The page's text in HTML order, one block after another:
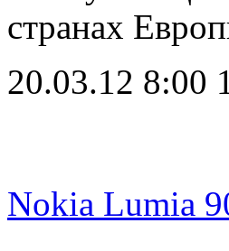
странах
20.03.12 8:00
Nokia Lumia